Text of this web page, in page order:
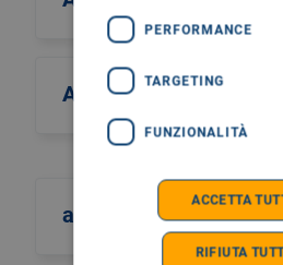
Alcos Zahar
aldo scarpa
PERFORMANCE
TARGETING
FUNZIONALITÀ
ACCETTA
RIFIUTA